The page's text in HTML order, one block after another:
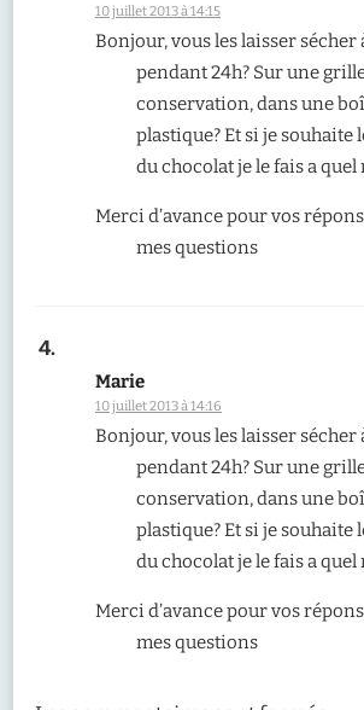
10 juillet 2013 à 14:15
Bonjour, vous les laisser sécher
pendant 24h? Sur une
conservation, dans une
plastique? Et si je souhaite
du chocolat je le fais a quel
Merci d’avance pour vos
mes questions
Marie
10 juillet 2013 à 14:16
Bonjour, vous les laisser sécher
pendant 24h? Sur une
conservation, dans une
plastique? Et si je souhaite
du chocolat je le fais a quel
Merci d’avance pour vos
mes questions